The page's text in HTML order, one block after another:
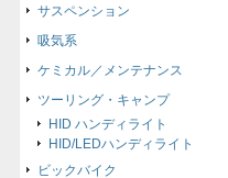
サスペンション
吸気系
ケミカル／メンテナンス
ツーリング・キャンプ
HID ハンディライト
HID/LEDハンディライト
ビックバイク